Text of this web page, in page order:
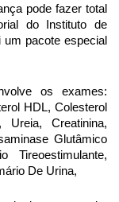
pode fazer total
do Instituto de
pacote especial
os exames:
HDL, Colesterol
Ureia, Creatinina,
Glutâmico
Tireoestimulante,
De Urina,